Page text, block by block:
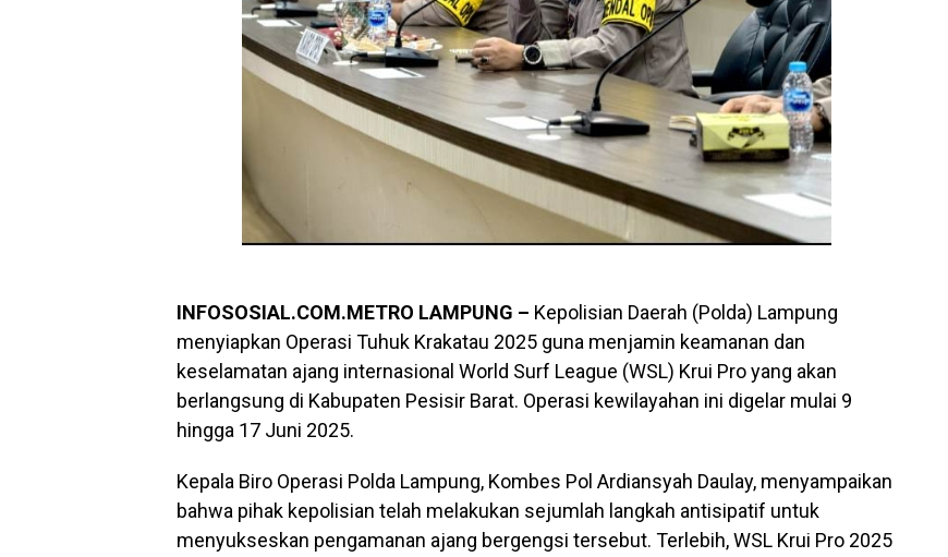
INFOSOSIAL.COM.METRO LAMPUNG – Kepolisian Daerah (Polda) Lampung
menyiapkan Operasi Tuhuk Krakatau 2025 guna menjamin keamanan dan
keselamatan ajang internasional World Surf League (WSL) Krui Pro yang akan
berlangsung di Kabupaten Pesisir Barat. Operasi kewilayahan ini digelar mulai 9
hingga 17 Juni 2025.
Kepala Biro Operasi Polda Lampung, Kombes Pol Ardiansyah Daulay, menyampaikan
bahwa pihak kepolisian telah melakukan sejumlah langkah antisipatif untuk
menyukseskan pengamanan ajang bergengsi tersebut. Terlebih, WSL Krui Pro 2025